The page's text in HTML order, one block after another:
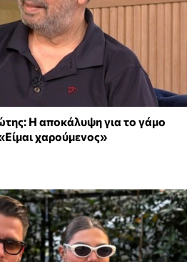
Η αποκάλυψη για το γάμο
χαρούμενος»